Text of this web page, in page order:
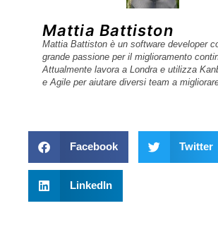
Mattia Battiston
Mattia Battiston è un software developer
grande passione per il miglioramento
Attualmente lavora a Londra e utilizza
e Agile per aiutare diversi team a
Facebook Twitter
LinkedIn